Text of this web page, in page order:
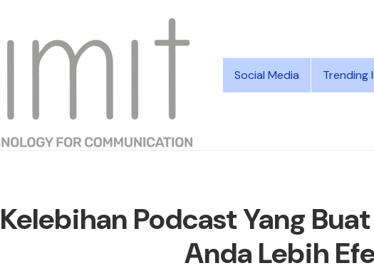
Social Media Trending
Kelebihan Podcast Yang
Anda Lebih